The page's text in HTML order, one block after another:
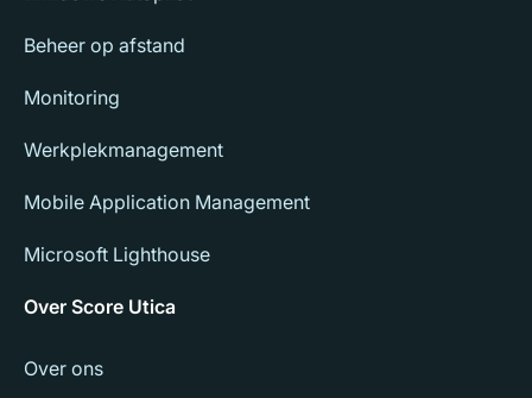
Beheer op afstand
Monitoring
Werkplekmanagement
Mobile Application Management
Microsoft Lighthouse
Over Score Utica
Over ons